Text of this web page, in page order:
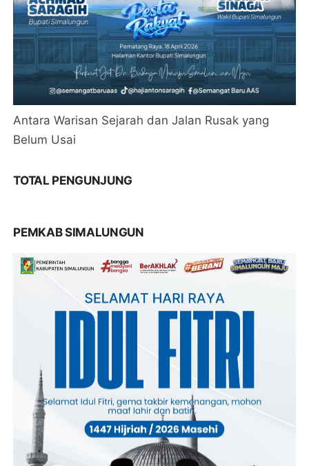
Antara Warisan Sejarah dan Jalan Rusak yang
Belum Usai
TOTAL PENGUNJUNG
PEMKAB SIMALUNGUN